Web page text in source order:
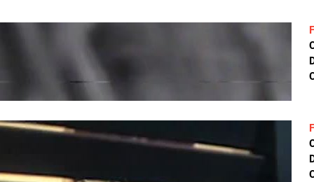
FORMULÁRIO DE BUSCA